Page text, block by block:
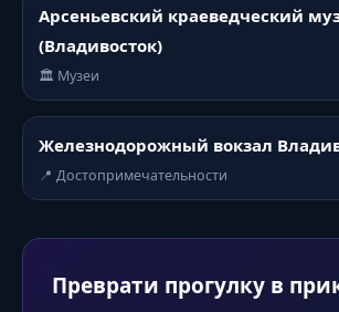
Арсеньевский краеведческий
(Владивосток)
🏛️ Музеи
Железнодорожный вокзал
📍 Достопримечательности
Преврати прогулку в